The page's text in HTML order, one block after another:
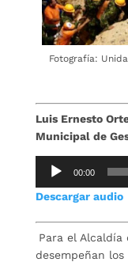
Fotografía:
Luis Ernesto
Municipal de
Reproductor
audio
00:00
Descargar audio
Para el Alcaldía
desempeñan